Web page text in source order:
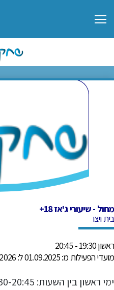
מחול -
מחול - שיעורי ג'אז 18+
בית ויצו
ראשון 19:30 - 20:45
מועדי הפעילות מ: 01.09.2025 ל: 30.06.2026